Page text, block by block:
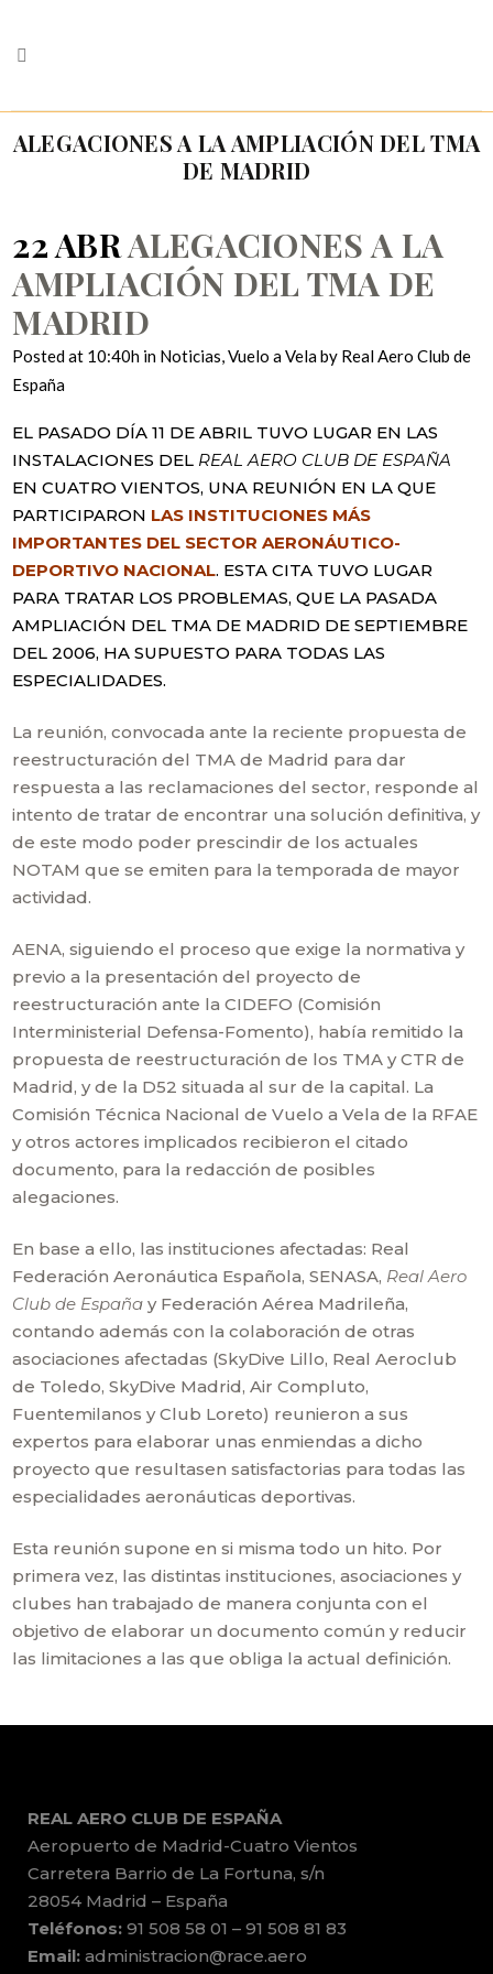
ALEGACIONES A LA AMPLIACIÓN DEL TMA
DE MADRID
22 ABRALEGACIONES A LA
AMPLIACIÓN DEL TMA DE
MADRID
Posted at 10:40h in Noticias,Vuelo a Velaby Real Aero Club de
España
EL PASADO DÍA 11 DE ABRIL TUVO LUGAR EN LAS
INSTALACIONES DEL REAL AERO CLUB DE ESPAÑA
EN CUATRO VIENTOS, UNA REUNIÓN EN LA QUE
PARTICIPARON LAS INSTITUCIONES MÁS
IMPORTANTES DEL SECTOR AERONÁUTICO-
DEPORTIVO NACIONAL. ESTA CITA TUVO LUGAR
PARA TRATAR LOS PROBLEMAS, QUE LA PASADA
AMPLIACIÓN DEL TMA DE MADRID DE SEPTIEMBRE
DEL 2006, HA SUPUESTO PARA TODAS LAS
ESPECIALIDADES.
La reunión, convocada ante la reciente propuesta de
reestructuración del TMA de Madrid para dar
respuesta a las reclamaciones del sector, responde al
intento de tratar de encontrar una solución definitiva, y
de este modo poder prescindir de los actuales
NOTAM que se emiten para la temporada de mayor
actividad.
AENA, siguiendo el proceso que exige la normativa y
previo a la presentación del proyecto de
reestructuración ante la CIDEFO (Comisión
Interministerial Defensa-Fomento), había remitido la
propuesta de reestructuración de los TMA y CTR de
Madrid, y de la D52 situada al sur de la capital. La
Comisión Técnica Nacional de Vuelo a Vela de la RFAE
y otros actores implicados recibieron el citado
documento, para la redacción de posibles
alegaciones.
En base a ello, las instituciones afectadas: Real
Federación Aeronáutica Española, SENASA, Real Aero
Club de España y Federación Aérea Madrileña,
contando además con la colaboración de otras
asociaciones afectadas (SkyDive Lillo, Real Aeroclub
de Toledo, SkyDive Madrid, Air Compluto,
Fuentemilanos y Club Loreto) reunieron a sus
expertos para elaborar unas enmiendas a dicho
proyecto que resultasen satisfactorias para todas las
especialidades aeronáuticas deportivas.
Esta reunión supone en si misma todo un hito. Por
primera vez, las distintas instituciones, asociaciones y
clubes han trabajado de manera conjunta con el
objetivo de elaborar un documento común y reducir
las limitaciones a las que obliga la actual definición.
REAL AERO CLUB DE ESPAÑA
Aeropuerto de Madrid-Cuatro Vientos
Carretera Barrio de La Fortuna, s/n
28054 Madrid – España
Teléfonos: 91 508 58 01 – 91 508 81 83
Email: administracion@race.aero